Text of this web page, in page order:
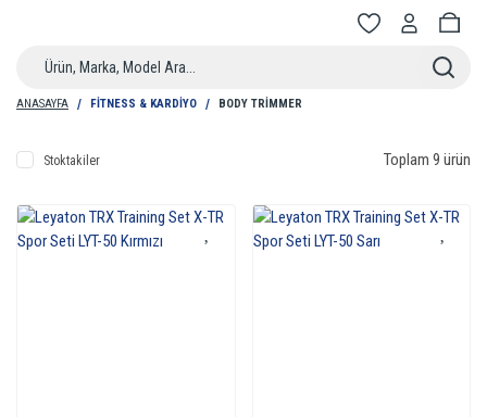
ANASAYFA FITNESS & KARDIYO BODY TRIMMER
Stoktakiler Toplam 9 ürün